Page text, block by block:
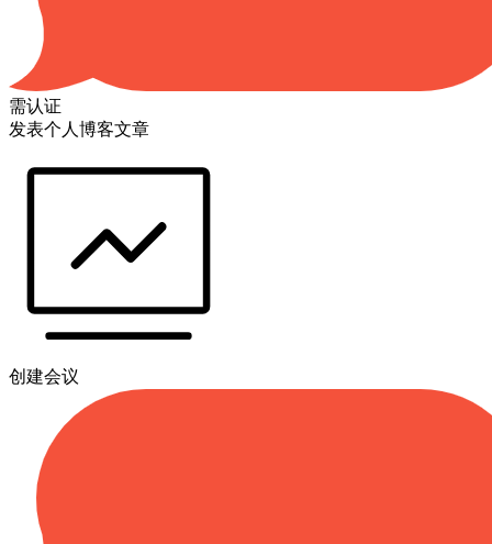
需认证
发表个人博客文章
创建会议